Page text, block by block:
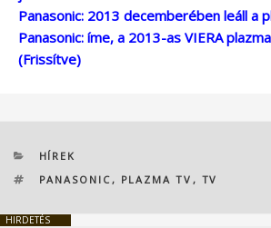
Panasonic: 2013 decemberében leáll a
Panasonic: íme, a 2013-as VIERA
(Frissítve)
KATEGÓRIÁK
HÍREK
CÍMKÉK
PANASONIC , PLAZMA TV , TV
HIRDETÉS